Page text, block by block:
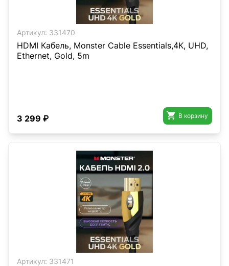
Артикул: 331470
HDMI Кабель, Monster Cable Essentials,4К, UHD,
Ethernet, Gold, 5m
3 299 ₽  В корзину
Артикул: 331471